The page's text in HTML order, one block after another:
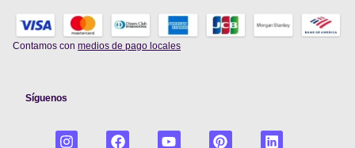
Contamos con medios de pago locales
Síguenos